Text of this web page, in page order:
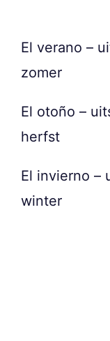
El verano –
zomer
El otoño –
herfst
El invierno –
winter